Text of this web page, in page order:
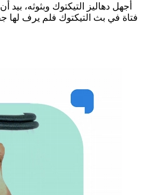
فتاة في بث التيكتوك فلم يرف لها